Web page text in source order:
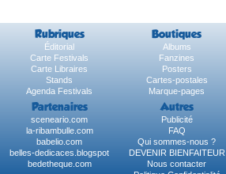
Rubriques Boutiques
Éditorial Albums
Carte Festivals
Fanzines
Carte Libraires
Posters
Stands
Cartes-postales
Agenda Festivals
Marque-pages
Partenaires Autres
sceneario.com Publicité
la-ribambulle.com
FAQ
babelio.com
Qui sommes-nous ?
belles-dedicaces.blogspot
DEVENIR BIENFAITEUR
bedetheque.com
Nous contacter